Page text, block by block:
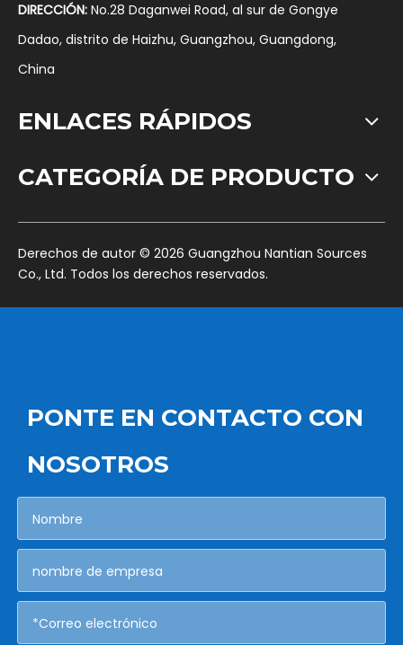
DIRECCIÓN: No.28 Daganwei Road, al sur de Gongye
Dadao, distrito de Haizhu, Guangzhou, Guangdong,
China
ENLACES RÁPIDOS
CATEGORÍA DE PRODUCTO
​Derechos de autor © 2026 Guangzhou Nantian Sources
Co., Ltd. Todos los derechos reservados.
PONTE EN CONTACTO CON
NOSOTROS